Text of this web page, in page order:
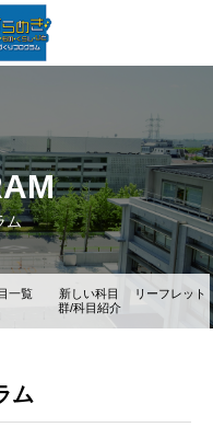
ム
一覧
新しい科目
群/科目紹介
リーフレット
ム